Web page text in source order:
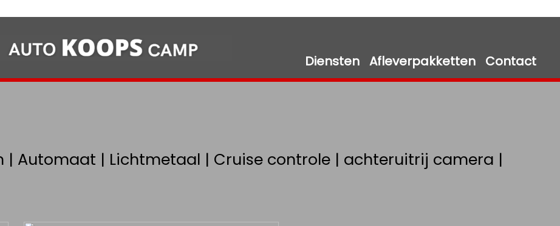
Diensten Afleverpakketten Contact
| Automaat | Lichtmetaal | Cruise controle | achteruitrij camera |